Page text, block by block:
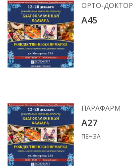
ОРТО-ДОКТОР
А45
ПАРАФАРМ
А27
ПЕНЗА